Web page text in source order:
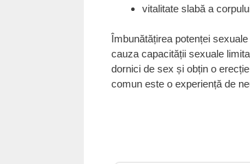
vitalitate slabă a
Îmbunătățirea potenței
cauza capacității sexuale
dornici de sex și obțin o
comun este o experiență de